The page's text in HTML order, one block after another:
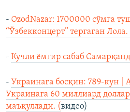
- OzodNazar: 1700000 сўмга
“Ўзбекконцерт” тергаган Лола.
- Кучли ëмғир сабаб
- Украинага босқин: 789-кун |
Украинага 60 миллиард
маъқуллади. (видео)